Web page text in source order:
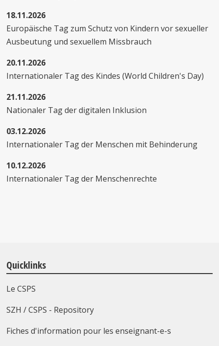
18.11.2026
Europäische Tag zum Schutz von Kindern vor sexueller
Ausbeutung und sexuellem Missbrauch
20.11.2026
Internationaler Tag des Kindes (World Children's Day)
21.11.2026
Nationaler Tag der digitalen Inklusion
03.12.2026
Internationaler Tag der Menschen mit Behinderung
10.12.2026
Internationaler Tag der Menschenrechte
Quicklinks
Le CSPS
SZH / CSPS - Repository
Fiches d'information pour les enseignant-e-s